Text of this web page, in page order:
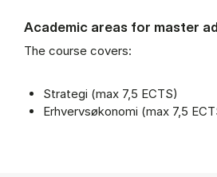
Academic areas for master
The course covers:
Strategi (max 7,5 ECTS)
Erhvervsøkonomi (max 7,5